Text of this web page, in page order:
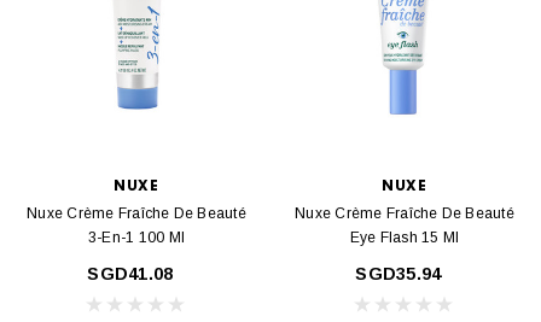
NUXE
Nuxe Crème Fraîche De Beauté
3-En-1 100 Ml
SGD41.08
NUXE
Nuxe Crème Fraîche De Beauté
Eye Flash 15 Ml
SGD35.94